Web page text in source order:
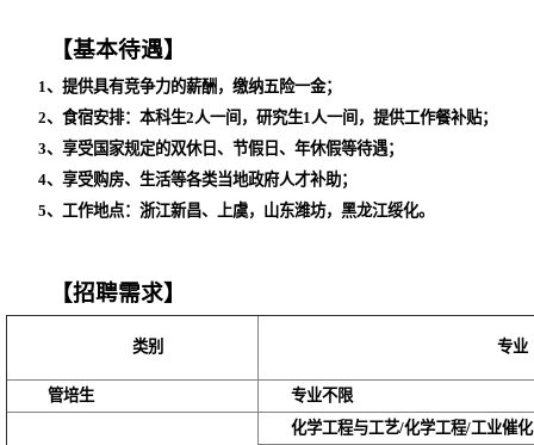
【基本待遇】
1、提供具有竞争力的薪酬，缴纳五险一金；
2、食宿安排：本科生2人一间，研究生1人一间，提供工作餐补贴；
3、享受国家规定的双休日、节假日、年休假等待遇；
4、享受购房、生活等各类当地政府人才补助；
5、工作地点：浙江新昌、上虞，山东潍坊，黑龙江绥化。
【招聘需求】
类别 专业
管培生 专业不限
化学工程与工艺/化学工程/工业催化